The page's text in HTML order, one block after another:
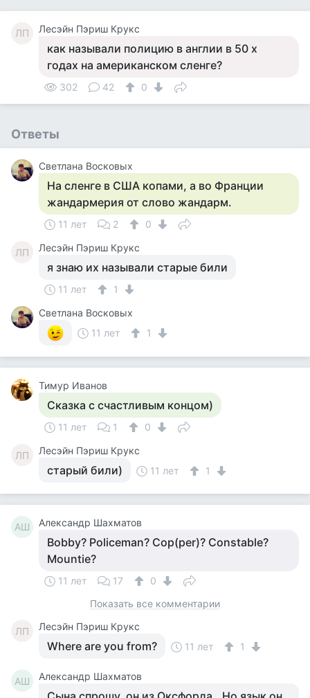
ЛП Лесэйн Пэриш Крукс
как называли полицию в англии в 50 х
годах на американском сленге?
302 42 0
Ответы
Светлана Восковых
На сленге в США копами, а во Франции
жандармерия от слово жандарм.
11 лет 2 0
ЛП Лесэйн Пэриш Крукс
я знаю их называли старые били
11 лет
1
Светлана Восковых
11 лет
1
Тимур Иванов
Сказка с счастливым концом)
11 лет 1 0
ЛП Лесэйн Пэриш Крукс
старый били) 11 лет 1
АШ Александр Шахматов
Bobby? Policeman? Cop(per)? Constable?
Mountie?
11 лет 17
0
Показать все комментарии
ЛП Лесэйн Пэриш Крукс
Where are you from? 11 лет 1
АШ Александр Шахматов